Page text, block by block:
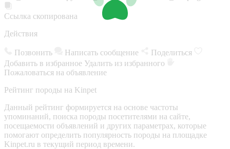
Ссылка скопирована
Действия
Позвонить Написать сообщение
Поделиться
Добавить в избранное Удалить из избранного
Пожаловаться на объявление
Рейтинг породы на Kinpet
Данный рейтинг формируется на основе частоты
упоминаний, поиска породы посетителями на сайте,
посещаемости объявлений и других параметрах, которые
помогают определить популярность породы на площадке
Kinpet.ru в текущий период времени.